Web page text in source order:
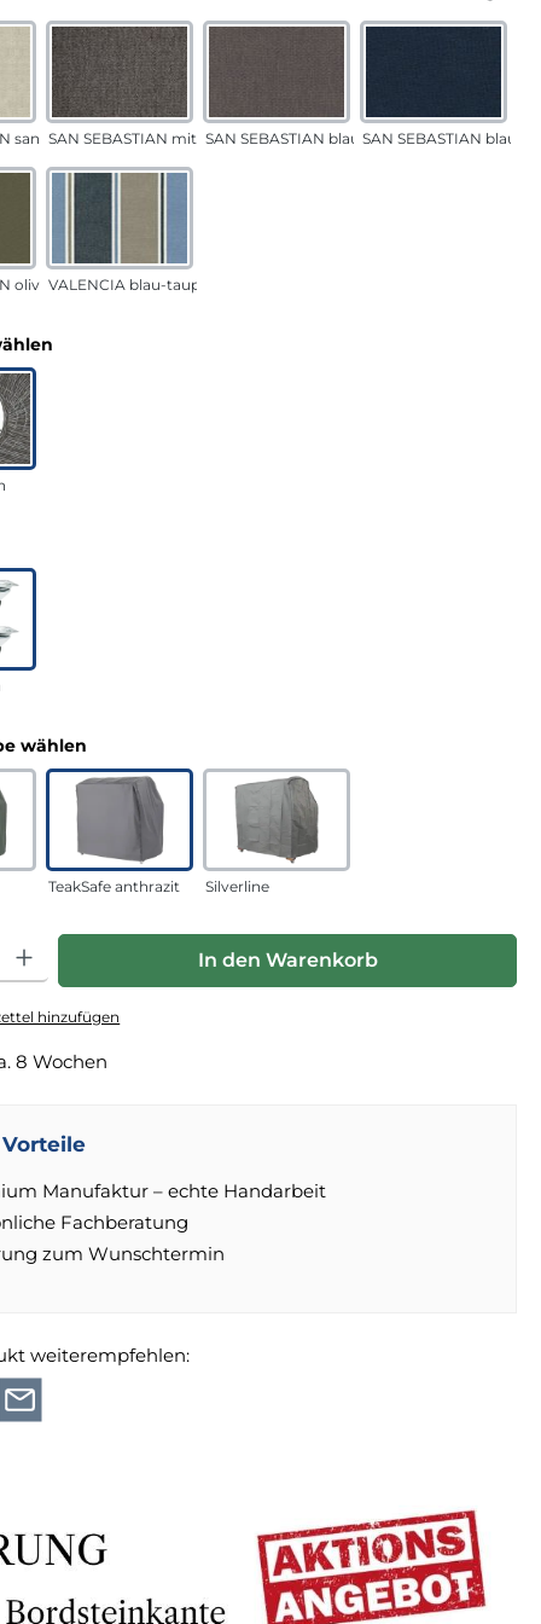
sandSAN SEBASTIAN mittelgrauSAN SEBASTIAN blau-sandSAN SEBASTIAN blau
oliv VALENCIA blau-taupe
wählen
TeakSafe anthrazit Silverline
Gib den gewünschten Wert ein oder benutze die
In den Warenkorb
hinzufügen
8 Wochen
Manufaktur – echte Handarbeit
Fachberatung
zum Wunschtermin
weiterempfehlen: